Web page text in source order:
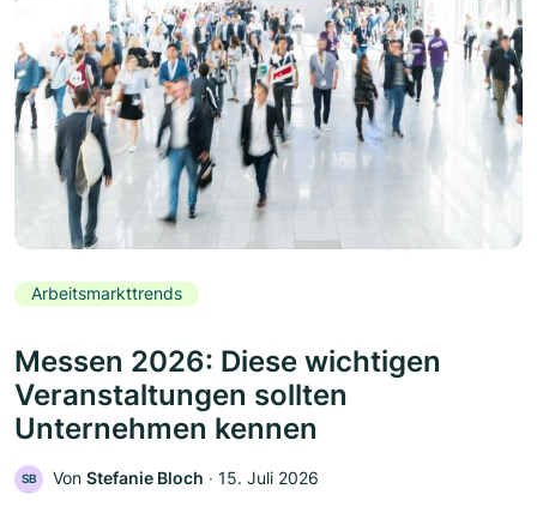
Arbeitsmarkttrends
Messen 2026: Diese wichtigen
Veranstaltungen sollten
Unternehmen kennen
SB Von Stefanie Bloch ‧ 15. Juli 2026